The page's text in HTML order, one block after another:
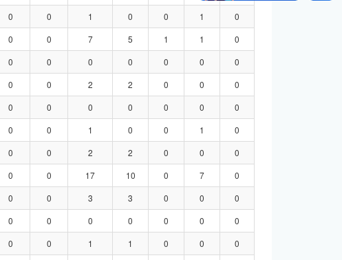
0 0 1 0 0 1
0
0 0 7 5 1 1
0
0 0 0 0 0 0
0
0 0 2 2 0 0
0
0 0 0 0 0 0
0
0 0 1 0 0 1
0
0 0 2 2 0 0
0
0 0 17 10 0 7
0
0 0 3 3 0 0
0
0 0 0 0 0 0
0
0 0 1 1 0 0
0